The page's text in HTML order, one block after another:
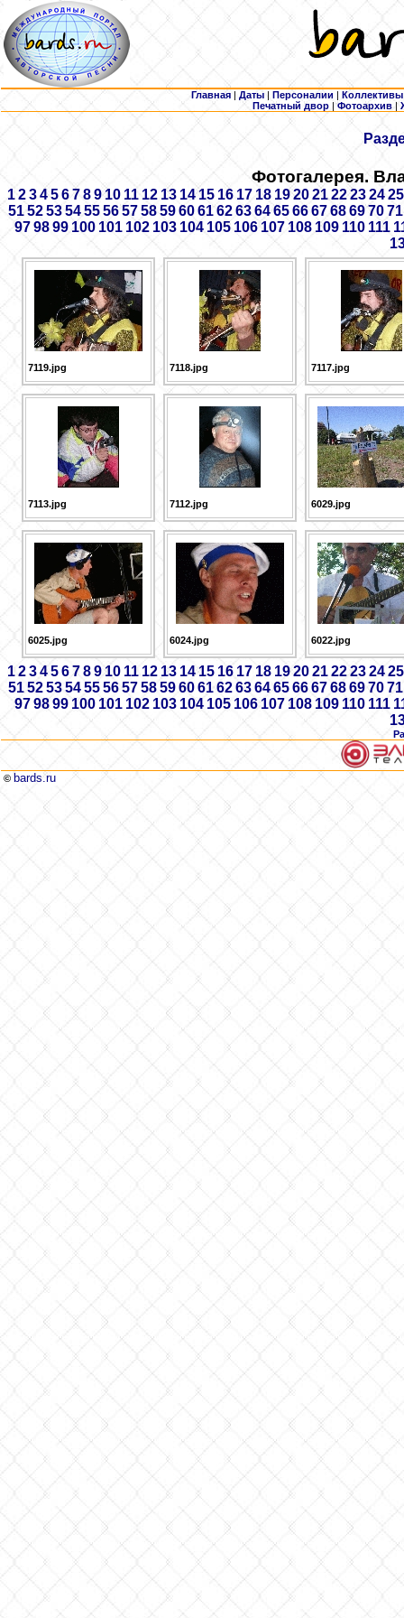
Главная | Даты | Персоналии | Коллективы
Печатный двор |Фотоархив |
Фотогалерея.
1 2 3 45 6 7 8 9 10 11 12 13 1415 16 17 18 19 20 21 22 23 24 25
51 52 53 54 55 56 57 58 59 60 61 62 63 64 65 66 67 68 6970 71
97 98 99 100 101 102 103 104 105 106 107 108 109 110 111
7119.jpg 7118.jpg 7117.jpg
7113.jpg 7112.jpg 6029.jpg
6025.jpg 6024.jpg 6022.jpg
1 2 3 4 5 6 7 8 9 10 11 12 13 14 15 16 17 18 19 20 21 22 23 24 25
51 52 53 54 55 56 57 58 59 60 61 62 63 64 65 66 67 68 69 70 71
97 98 99 100 101 102 103 104 105 106 107 108 109 110 111
© bards.ru